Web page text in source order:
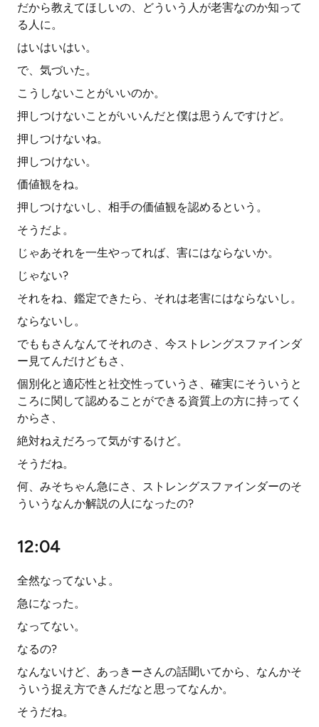
だから教えてほしいの、どういう人が老害なのか知って
る人に。
はいはいはい。
で、気づいた。
こうしないことがいいのか。
押しつけないことがいいんだと僕は思うんですけど。
押しつけないね。
押しつけない。
価値観をね。
押しつけないし、相手の価値観を認めるという。
そうだよ。
じゃあそれを一生やってれば、害にはならないか。
じゃない?
それをね、鑑定できたら、それは老害にはならないし。
ならないし。
でももさんなんてそれのさ、今ストレングスファインダ
ー見てんだけどもさ、
個別化と適応性と社交性っていうさ、確実にそういうと
ころに関して認めることができる資質上の方に持ってく
からさ、
絶対ねえだろって気がするけど。
そうだね。
何、みそちゃん急にさ、ストレングスファインダーのそ
ういうなんか解説の人になったの?
12:04
全然なってないよ。
急になった。
なってない。
なるの?
なんないけど、あっきーさんの話聞いてから、なんかそ
ういう捉え方できんだなと思ってなんか。
そうだね。